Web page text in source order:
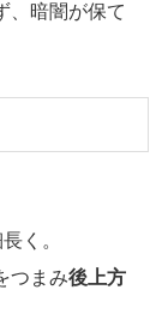
、暗闇が保て
く。
つまみ後上方